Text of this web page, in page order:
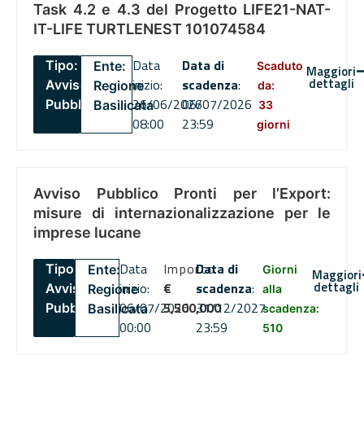
Task 4.2 e 4.3 del Progetto LIFE21-NAT-
IT-LIFE TURTLENEST 101074584
Tipo:
Avviso
Pubblico
Ente:
Regione
Basilicata
Data
inizio:
26/06/2026
08:00
Data di
scadenza:
06/07/2026
23:59
Scaduto
da:
33
giorni
Maggiori
dettagli
Avviso Pubblico Pronti per l’Export:
misure di internazionalizzazione per le
imprese lucane
Tipo:
Avviso
Pubblico
Ente:
Regione
Basilicata
Data
inizio:
06/07/2026
00:00
Importo
€
5,500,000
Data di
scadenza:
31/12/2027
23:59
Giorni
alla
scadenza:
510
Maggiori
dettagli